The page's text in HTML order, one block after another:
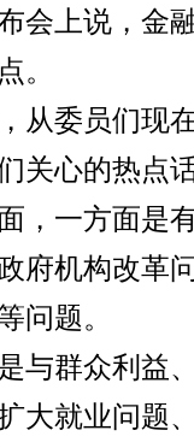
会上说，金
。
委员们现在
关心的热点
一方面是有
府机构改革
问题。
群众利益、
大就业问题